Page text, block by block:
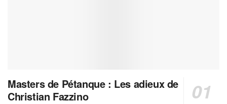
Masters de Pétanque : Les adieux de
Christian Fazzino